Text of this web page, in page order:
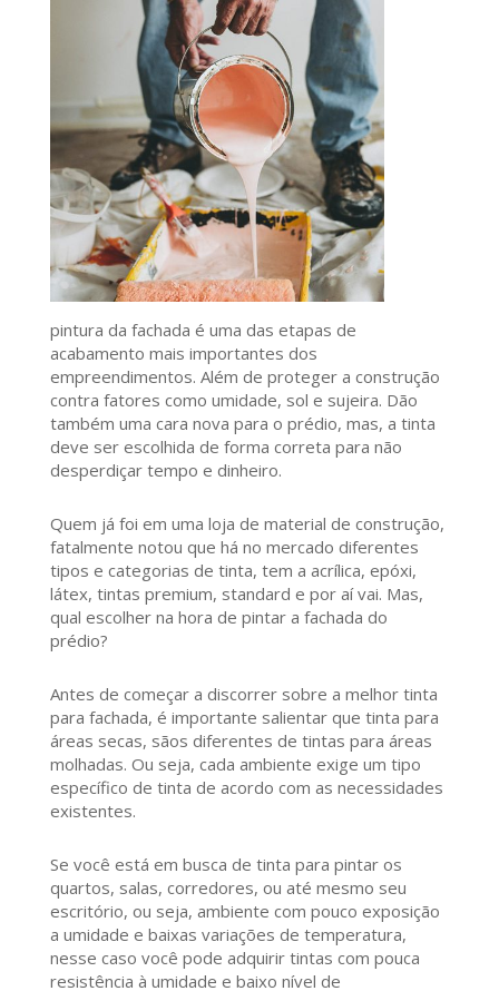
pintura da fachada é uma das etapas de
acabamento mais importantes dos
empreendimentos. Além de proteger a construção
contra fatores como umidade, sol e sujeira. Dão
também uma cara nova para o prédio, mas, a tinta
deve ser escolhida de forma correta para não
desperdiçar tempo e dinheiro.
Quem já foi em uma loja de material de construção,
fatalmente notou que há no mercado diferentes
tipos e categorias de tinta, tem a acrílica, epóxi,
látex, tintas premium, standard e por aí vai. Mas,
qual escolher na hora de pintar a fachada do
prédio?
Antes de começar a discorrer sobre a melhor tinta
para fachada, é importante salientar que tinta para
áreas secas, sãos diferentes de tintas para áreas
molhadas. Ou seja, cada ambiente exige um tipo
específico de tinta de acordo com as necessidades
existentes.
Se você está em busca de tinta para pintar os
quartos, salas, corredores, ou até mesmo seu
escritório, ou seja, ambiente com pouco exposição
a umidade e baixas variações de temperatura,
nesse caso você pode adquirir tintas com pouca
resistência à umidade e baixo nível de